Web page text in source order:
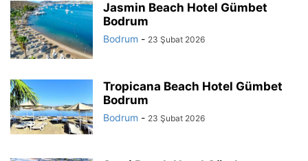
Jasmin Beach Hotel Gümbet
Bodrum
Bodrum - 23 Şubat 2026
Tropicana Beach Hotel Gümbet
Bodrum
Bodrum - 23 Şubat 2026